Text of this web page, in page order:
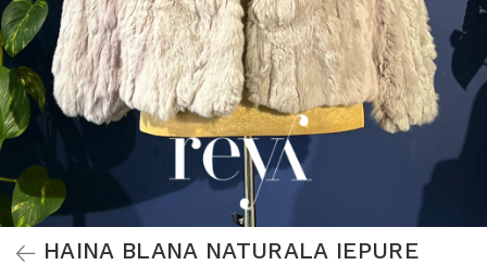
HAINA BLANA NATURALA IEPURE